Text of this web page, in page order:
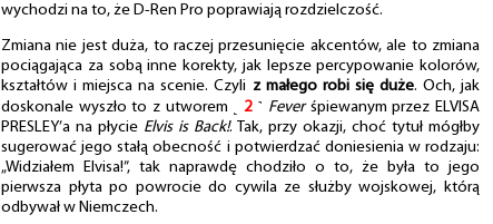
wychodzi na to, że D-Ren Pro poprawiają rozdzielczość.
Zmiana nie jest duża, to raczej przesunięcie akcentów, ale to zmiana
pociągająca za sobą inne korekty, jak lepsze percypowanie kolorów,
kształtów i miejsca na scenie. Czyli z małego robi się duże. Och, jak
doskonale wyszło to z utworem ˻ 2˺ Feverśpiewanym przez ELVISA
PRESLEY’a na płycie Elvis is Back!. Tak, przy okazji, choć tytuł mógłby
sugerować jego stałą obecność i potwierdzać doniesienia w rodzaju:
„Widziałem Elvisa!”, tak naprawdę chodziło o to, że była to jego
pierwsza płyta po powrocie do cywila ze służby wojskowej, którą
odbywał w Niemczech.